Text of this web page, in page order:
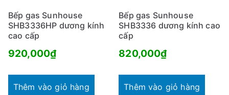
Bếp gas Sunhouse
SHB3336HP dương kính
cao cấp
920,000₫
Thêm vào giỏ hàng
Bếp gas Sunhouse
SHB3336 dương kính cao
cấp
820,000₫
Thêm vào giỏ hàng